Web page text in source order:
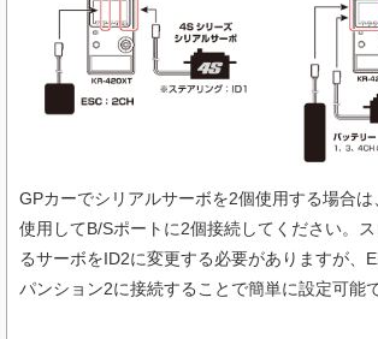
GPカーでシリアルサーボを2個使用する場合は
使用してB/Sポートに2個接続してください。
るサーボをID2に変更する必要がありますが、
パンション2に接続することで簡単に設定可能で